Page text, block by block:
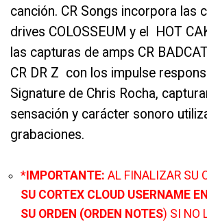
canción. CR Songs incorpora las
drives COLOSSEUM y el HOT
las capturas de amps CR
CR DR Z con los impulse
Signature de Chris Rocha,
sensación y carácter sonoro
grabaciones.
* IMPORTANTE: AL FINALIZAR SU
SU CORTEX CLOUD USERNAME
SU ORDEN (ORDEN NOTES) SI NO